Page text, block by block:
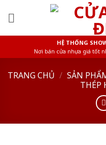
HỆ THỐNG
Nơi bán cửa nhựa giá tốt
TRANG CHỦ / SẢN
THÉP